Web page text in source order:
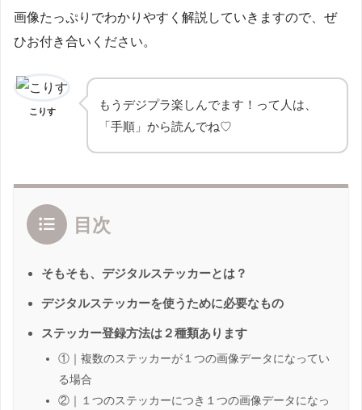
画像たっぷりでわかりやすく解説していきますので、ぜ
ひお付き合いください。
こりす
もうデジプラ楽しんでます！って人は、
「手順」から読んでね♡
目次
そもそも、デジタルステッカーとは？
デジタルステッカーを使うために必要なもの
ステッカー登録方法は２種類あります
①｜複数のステッカーが１つの画像データになってい
る場合
②｜１つのステッカーにつき１つの画像データになっ